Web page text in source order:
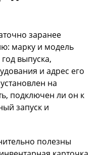
заранее
марку и модель
выпуска,
и адрес его
на
подключен ли он к
запуск и
полезны